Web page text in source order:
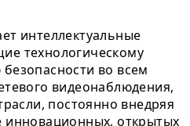
интеллектуальные
технологическому
во всем
видеонаблюдения,
постоянно внедряя
инновационных, открытых